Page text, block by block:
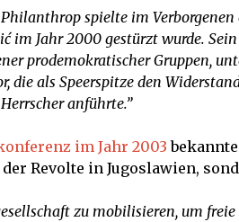
spielte im Verborgenen
im Jahr 2000 gestürzt wurde.
prodemokratischer Gruppen,
die als Speerspitze den
anführte.”
im Jahr 2003
Revolte in Jugoslawien,
zu mobilisieren, um